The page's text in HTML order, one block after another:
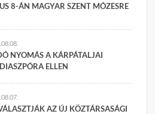
8-ÁN MAGYAR SZENT MÓZESRE
NYOMÁS A KÁRPÁTALJAI
ELLEN
AZ ÚJ KÖZTÁRSASÁGI